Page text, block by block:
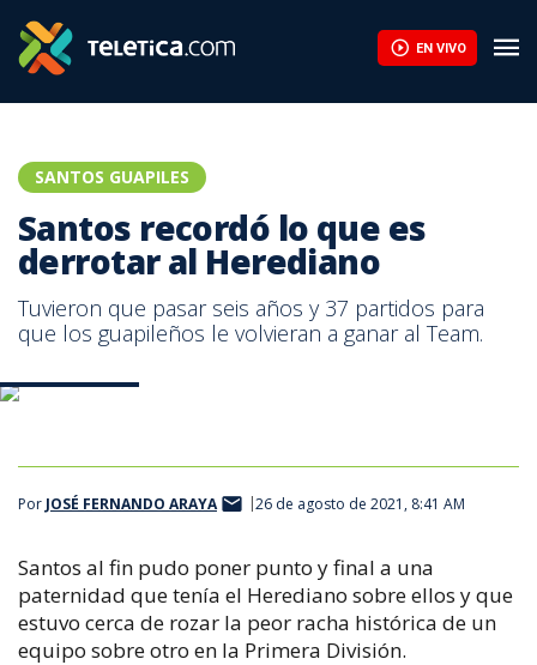
EN VIVO
SANTOS GUAPILES
Santos recordó lo que es
derrotar al Herediano
Tuvieron que pasar seis años y 37 partidos para
que los guapileños le volvieran a ganar al Team.
Por JOSÉ FERNANDO ARAYA 26 de agosto de 2021, 8:41 AM
Santos al fin pudo poner punto y final a una
paternidad que tenía el Herediano sobre ellos y que
estuvo cerca de rozar la peor racha histórica de un
equipo sobre otro en la Primera División.